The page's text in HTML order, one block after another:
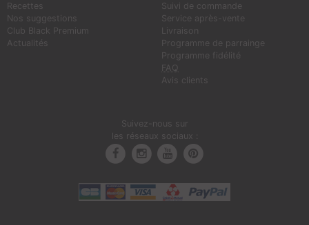
Recettes
Nos suggestions
Club Black Premium
Actualités
Suivi de commande
Service après-vente
Livraison
Programme de parrainge
Programme fidélité
FAQ
Avis clients
Suivez-nous sur
les réseaux sociaux :